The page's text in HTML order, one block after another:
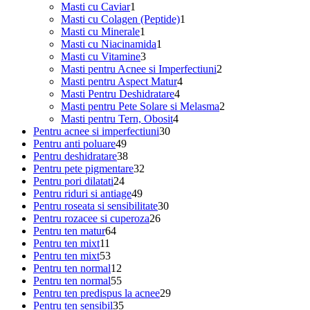
Masti cu Caviar1
produs
Masti cu Colagen (Peptide)1
Masti cu Minerale1
produs
Masti cu Niacinamida1
Masti cu Vitamine33
produse
Masti pentru Acnee si Imperfectiuni2
Masti pentru Aspect Matur44
Masti Pentru Deshidratare44
produse
Masti pentru Pete Solare si Melasma2
Masti pentru Tern, Obosit44
Pentru acnee si imperfectiuni3030
Pentru anti poluare4949
de
produse
Pentru deshidratare3838
de
Pentru pete pigmentare32
Pentru pori dilatati2424
de
produse
Pentru riduri si antiage4949
de
produse
Pentru roseata si sensibilitate3030
Pentru rozacee si cuperoza2626
Pentru ten matur6464
Pentru ten mixt11
produse
Pentru ten mixt5353
de
produse
Pentru ten normal12
produse
Pentru ten normal5555
de
produse
Pentru ten predispus la acnee2929
Pentru ten sensibil3535